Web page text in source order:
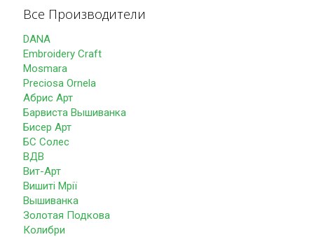
Все Производители
DANA
Embroidery Craft
Mosmara
Preciosa Ornela
Абрис Арт
Барвиста Вышиванка
Бисер Арт
БС Солес
ВДВ
Вит-Арт
Вишиті Мрії
Вышиванка
Золотая Подкова
Колибри